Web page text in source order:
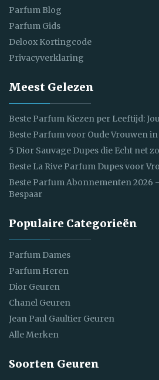
Parfum Blog
Parfum Gids
Deloox Kortingcode
Privacyverklaring
Meest Gelezen
Beste Parfum Kiezen per Leeftijd:
Beste Parfum voor Oude Vrouwen in
5 Dior Sauvage Dupes die Echt net
Beste La Rive Parfum Dupes voor
Beste Parfum Abonnementen 2026
Bespaar
Populaire Categorieën
Parfum Dames
Parfum Heren
Dior Geuren
Chanel Geuren
Jean Paul Gaultier Geuren
Alle Merken
Soorten Geuren